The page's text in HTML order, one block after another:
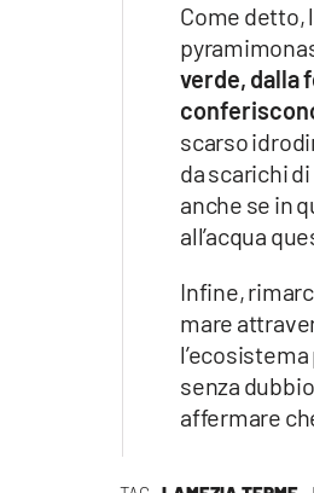
Come detto,
verde, dalla
scarso
da scarichi
anche se in
all’acqua
Infine,
mare
senza
affermare